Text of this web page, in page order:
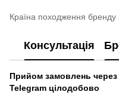
Країна походження бренду
Консультація
Прийом замовлень
Telegram цілодобово